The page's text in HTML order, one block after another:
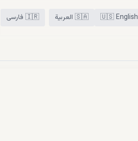
🇺🇸English
🇸🇦 العربية 🇮🇷 فارسی